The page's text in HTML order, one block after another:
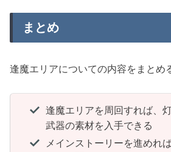
まとめ
逢魔エリアについての内容をまとめ
逢魔エリアを周回すれば、
武器の素材を入手できる
メインストーリーを進めれ